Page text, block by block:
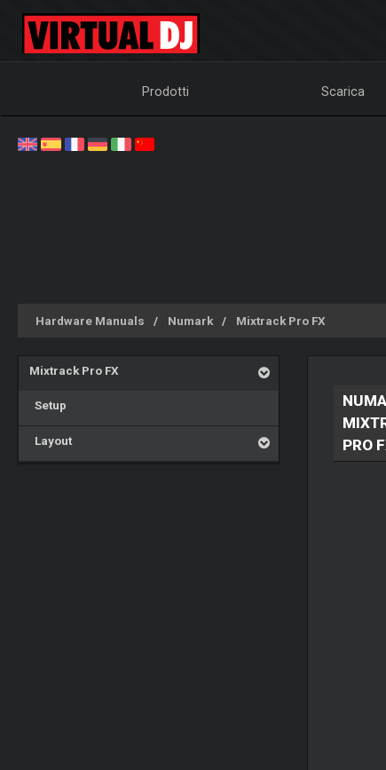
Prodotti Scarica
Hardware Manuals Numark Mixtrack Pro FX
Mixtrack Pro FX
Setup
Layout
PRO